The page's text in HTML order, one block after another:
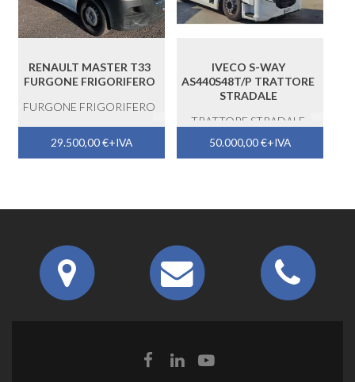
RENAULT MASTER T33
FURGONE FRIGORIFERO
FURGONE FRIGORIFERO
29.500,00€+IVA
IVECO S-WAY
AS440S48T/P TRATTORE
STRADALE
TRATTORE STRADALE
50.000,00€+IVA